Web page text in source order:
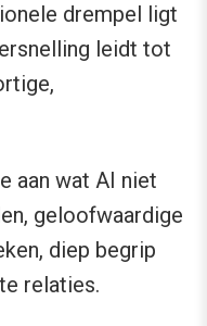
drempel ligt
leidt tot
aan wat AI niet
geloofwaardige
diep begrip
relaties.